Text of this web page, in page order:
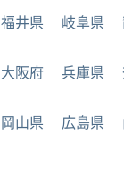
福井県 岐阜県
大阪府 兵庫県
岡山県 広島県